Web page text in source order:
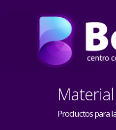
Productos para